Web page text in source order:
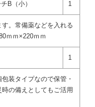
B（小） 1
。常備薬などを入れる
ｍｍ×220ｍｍ
1
装タイプなので保管・
の備えとしてもご活用